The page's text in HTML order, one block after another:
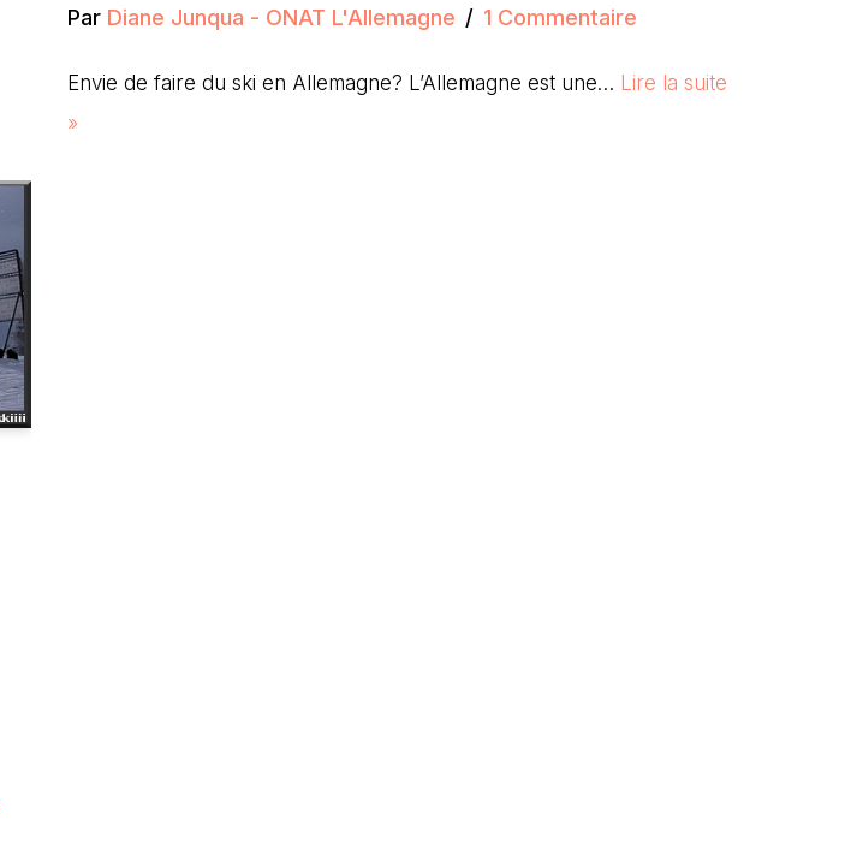
Par Diane Junqua - ONAT L'Allemagne 1 Commentaire
Envie de faire du ski en Allemagne? L’Allemagne est une… Lire la suite
»